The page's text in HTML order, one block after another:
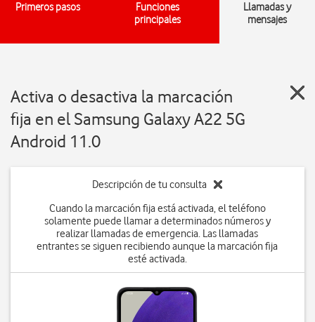
Primeros pasos
Funciones
principales
Llamadas y
mensajes
Activa o desactiva la marcación
fija en el Samsung Galaxy A22 5G
Android 11.0
Descripción de tu consulta
Cuando la marcación fija está activada, el teléfono
solamente puede llamar a determinados números y
realizar llamadas de emergencia. Las llamadas
entrantes se siguen recibiendo aunque la marcación fija
esté activada.